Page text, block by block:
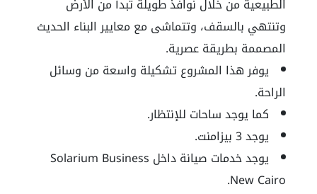
الطبيعية من خلال نوافذ طويلة تبدأ من الأرض
وتنتهي بالسقف، وتتماشى مع معايير البناء الحديث
المصممة بطريقة عصرية.
يوفر هذا المشروع تشكيلة واسعة من وسائل
الراحة.
كما يوجد ساحات للإنتظار.
يوجد 3 بيزامنت.
يوجد خدمات صيانة داخل Solarium Business
New Cairo.